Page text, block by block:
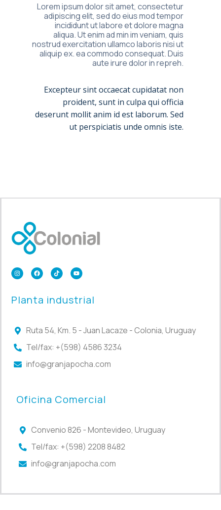
Lorem ipsum dolor sit amet, consectetur
adipiscing elit, sed do eius mod tempor
incididunt ut labore et dolore magna
aliqua. Ut enim ad min im veniam, quis
nostrud exercitation ullamco laboris nisi ut
aliquip ex. ea commodo consequat. Duis
aute irure dolor in repreh.
Excepteur sint occaecat cupidatat non
proident, sunt in culpa qui officia
deserunt mollit anim id est laborum. Sed
ut perspiciatis unde omnis iste.
Planta industrial
Ruta 54, Km. 5 - Juan Lacaze - Colonia, Uruguay
Tel/fax: +(598) 4586 3234
info@granjapocha.com
Oficina Comercial
Convenio 826 - Montevideo, Uruguay
Tel/fax: +(598) 2208 8482
info@granjapocha.com